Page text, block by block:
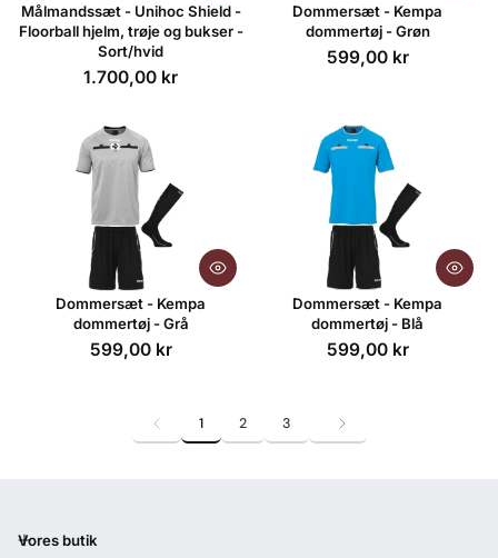
Målmandssæt - Unihoc Shield -
Floorball hjelm, trøje og bukser -
Sort/hvid
1.700,00 kr
Dommersæt - Kempa
dommertøj - Grøn
599,00 kr
Dommersæt - Kempa
dommertøj - Grå
599,00 kr
Dommersæt - Kempa
dommertøj - Blå
599,00 kr
1 2 3
Vores butik